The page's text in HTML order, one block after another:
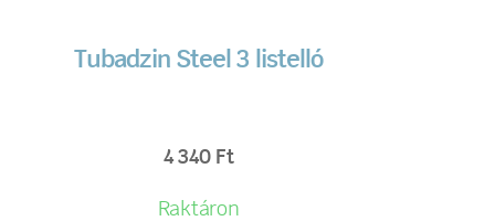
Tubadzin Steel 3 listelló
4 340 Ft
Raktáron